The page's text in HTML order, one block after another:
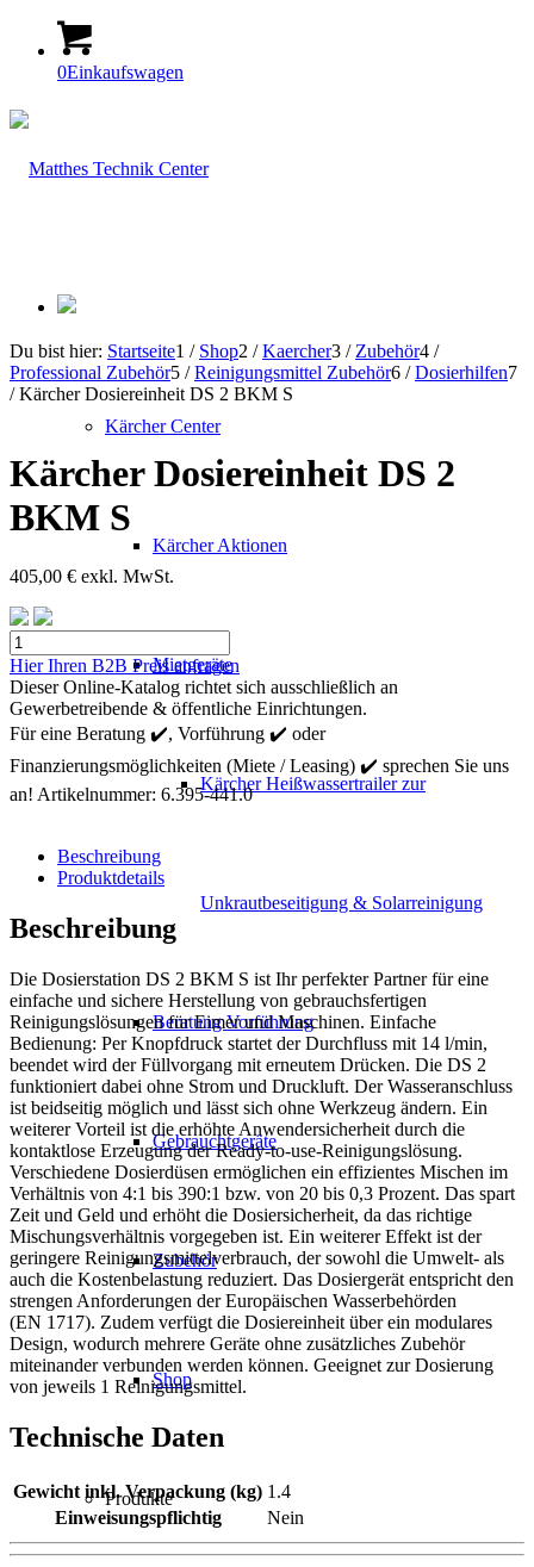
0Einkaufswagen
Kärcher Center
Kärcher Aktionen
Mietgeräte
Kärcher Heißwassertrailer zur
Unkrautbeseitigung & Solarreinigung
Beratung Vorführung
Gebrauchtgeräte
Zubehör
Shop
Produkte
Du bist hier: Startseite1 / Shop2 / Kaercher3 / Zubehör4 /
Professional Zubehör5 / Reinigungsmittel Zubehör6 / Dosierhilfen7
/ Kärcher Dosiereinheit DS 2 BKM S
Kärcher Dosiereinheit DS 2
BKM S
405,00 € exkl. MwSt.
Kärcher
Dosiereinheit
DS
2
BKM
S
Menge
Hier Ihren B2B Preis anfragen
Dieser Online-Katalog richtet sich ausschließlich an
Gewerbetreibende & öffentliche Einrichtungen.
Für eine Beratung ✔️, Vorführung ✔️ oder
Finanzierungsmöglichkeiten (Miete / Leasing) ✔️ sprechen Sie uns
an! Artikelnummer: 6.395-441.0
Beschreibung
Produktdetails
Beschreibung
Die Dosierstation DS 2 BKM S ist Ihr perfekter Partner für eine
einfache und sichere Herstellung von gebrauchsfertigen
Reinigungslösungen für Eimer und Maschinen. Einfache
Bedienung: Per Knopfdruck startet der Durchfluss mit 14 l/min,
beendet wird der Füllvorgang mit erneutem Drücken. Die DS 2
funktioniert dabei ohne Strom und Druckluft. Der Wasseranschluss
ist beidseitig möglich und lässt sich ohne Werkzeug ändern. Ein
weiterer Vorteil ist die erhöhte Anwendersicherheit durch die
kontaktlose Erzeugung der Ready-to-use-Reinigungslösung.
Verschiedene Dosierdüsen ermöglichen ein effizientes Mischen im
Verhältnis von 4:1 bis 390:1 bzw. von 20 bis 0,3 Prozent. Das spart
Zeit und Geld und erhöht die Dosiersicherheit, da das richtige
Mischungsverhältnis vorgegeben ist. Ein weiterer Effekt ist der
geringere Reinigungsmittelverbrauch, der sowohl die Umwelt- als
auch die Kostenbelastung reduziert. Das Dosiergerät entspricht den
strengen Anforderungen der Europäischen Wasserbehörden
(EN 1717). Zudem verfügt die Dosiereinheit über ein modulares
Design, wodurch mehrere Geräte ohne zusätzliches Zubehör
miteinander verbunden werden können. Geeignet zur Dosierung
von jeweils 1 Reinigungsmittel.
Technische Daten
Gewicht inkl. Verpackung (kg) 1.4
Einweisungspflichtig
Nein